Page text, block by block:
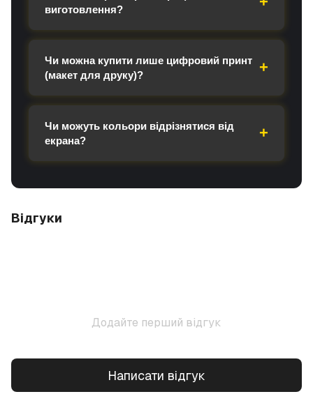
виготовлення?
Чи можна купити лише цифровий принт
(макет для друку)?
Чи можуть кольори відрізнятися від
екрана?
Відгуки
Додайте перший відгук
Написати відгук